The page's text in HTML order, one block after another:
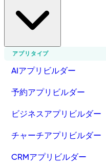
アプリタイプ
AIアプリビルダー
予約アプリビルダー
ビジネスアプリビルダー
チャーチアプリビルダー
CRMアプリビルダー